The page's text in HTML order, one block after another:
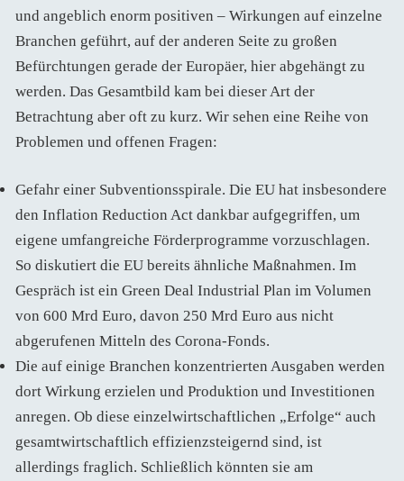
und angeblich enorm positiven – Wirkungen auf einzelne
Branchen geführt, auf der anderen Seite zu großen
Befürchtungen gerade der Europäer, hier abgehängt zu
werden. Das Gesamtbild kam bei dieser Art der
Betrachtung aber oft zu kurz. Wir sehen eine Reihe von
Problemen und offenen Fragen:
Gefahr einer Subventionsspirale. Die EU hat insbesondere
den Inflation Reduction Act dankbar aufgegriffen, um
eigene umfangreiche Förderprogramme vorzuschlagen.
So diskutiert die EU bereits ähnliche Maßnahmen. Im
Gespräch ist ein Green Deal Industrial Plan im Volumen
von 600 Mrd Euro, davon 250 Mrd Euro aus nicht
abgerufenen Mitteln des Corona-Fonds.
Die auf einige Branchen konzentrierten Ausgaben werden
dort Wirkung erzielen und Produktion und Investitionen
anregen. Ob diese einzelwirtschaftlichen „Erfolge“ auch
gesamtwirtschaftlich effizienzsteigernd sind, ist
allerdings fraglich. Schließlich könnten sie am